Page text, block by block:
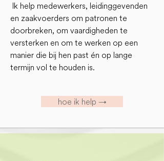
Ik help medewerkers, leidinggevenden
en zaakvoerders om patronen te
doorbreken, om vaardigheden te
versterken en om te werken op een
manier die bij hen past én op lange
termijn vol te houden is.
hoe ik help →